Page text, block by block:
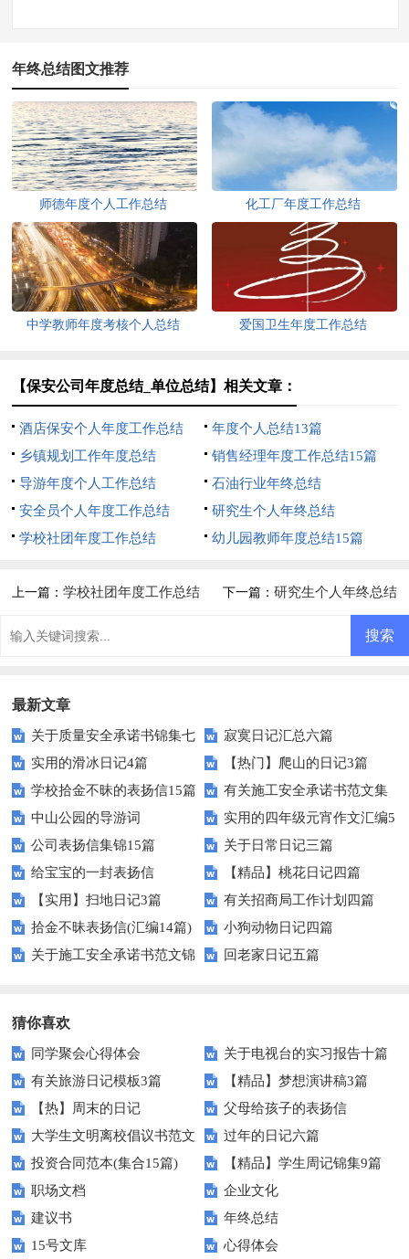
年终总结图文推荐
师德年度个人工作总结 化工厂年度工作总结
中学教师年度考核个人总结 爱国卫生年度工作总结
【保安公司年度总结_单位总结】相关文章：
酒店保安个人年度工作总结
年度个人总结13篇
乡镇规划工作年度总结
销售经理年度工作总结15篇
导游年度个人工作总结
石油行业年终总结
安全员个人年度工作总结
研究生个人年终总结
学校社团年度工作总结
幼儿园教师年度总结15篇
上一篇：学校社团年度工作总结 下一篇： 研究生个人年终总结
最新文章
关于质量安全承诺书锦集七
篇
寂寞日记汇总六篇
实用的滑冰日记4篇
【热门】爬山的日记3篇
学校拾金不昧的表扬信15篇
有关施工安全承诺书范文集
锦5篇
中山公园的导游词
实用的四年级元宵作文汇编5
篇
公司表扬信集锦15篇
关于日常日记三篇
给宝宝的一封表扬信
【精品】桃花日记四篇
【实用】扫地日记3篇
有关招商局工作计划四篇
拾金不昧表扬信(汇编14篇)
小狗动物日记四篇
关于施工安全承诺书范文锦
回老家日记五篇
猜你喜欢
同学聚会心得体会
关于电视台的实习报告十篇
有关旅游日记模板3篇
【精品】梦想演讲稿3篇
【热】周末的日记
父母给孩子的表扬信
大学生文明离校倡议书范文
汇编六篇
过年的日记六篇
投资合同范本(集合15篇)
【精品】学生周记锦集9篇
职场文档
企业文化
建议书
年终总结
15号文库
心得体会